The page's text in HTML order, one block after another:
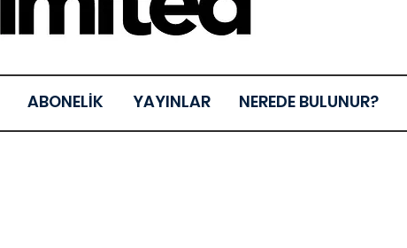
ABONELİK YAYINLAR NEREDE BULUNUR?